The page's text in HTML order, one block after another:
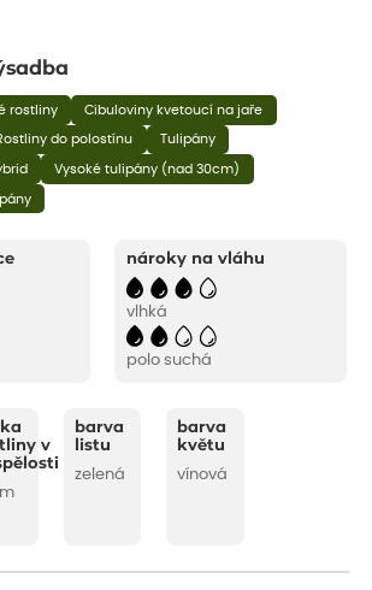
rostliny Cibuloviny kvetoucí na jaře
do polostínu Tulipány
Vysoké tulipány (nad 30cm)
nároky na vláhu
vlhká
polo suchá
v
barva
listu
zelená
barva
květu
vínová